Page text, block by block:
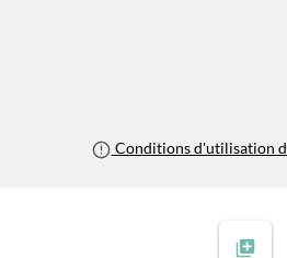
Conditions d'utilisation